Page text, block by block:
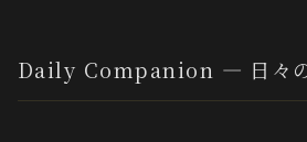
Daily Companion — 日々